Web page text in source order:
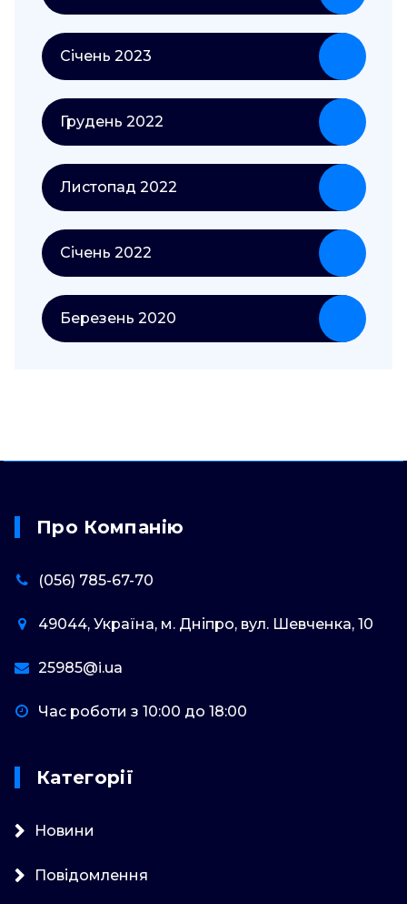
Січень 2023
Грудень 2022
Листопад 2022
Січень 2022
Березень 2020
Про Компанію
(056) 785-67-70
49044, Україна, м. Дніпро, вул. Шевченка, 10
25985@i.ua
Час роботи з 10:00 до 18:00
Категорії
Новини
Повідомлення